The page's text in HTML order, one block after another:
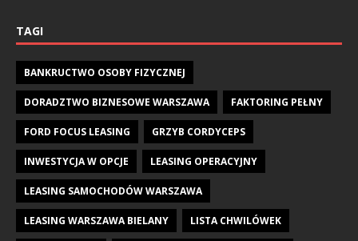
TAGI
BANKRUCTWO OSOBY FIZYCZNEJ
DORADZTWO BIZNESOWE WARSZAWA FAKTORING PEŁNY
FORD FOCUS LEASING GRZYB CORDYCEPS
INWESTYCJA W OPCJE LEASING OPERACYJNY
LEASING SAMOCHODÓW WARSZAWA
LEASING WARSZAWA BIELANY LISTA CHWILÓWEK